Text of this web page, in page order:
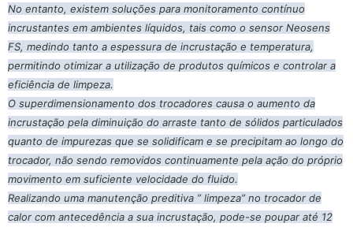
No entanto, existem soluções para monitoramento contínuo
incrustantes em ambientes líquidos, tais como o sensor Neosens
FS, medindo tanto a espessura de incrustação e temperatura,
permitindo otimizar a utilização de produtos químicos e controlar a
eficiência de limpeza.
O superdimensionamento dos trocadores causa o aumento da
incrustação pela diminuição do arraste tanto de sólidos particulados
quanto de impurezas que se solidificam e se precipitam ao longo do
trocador, não sendo removidos continuamente pela ação do próprio
movimento em suficiente velocidade do fluido.
Realizando uma manutenção preditiva ” limpeza” no trocador de
calor com antecedência a sua incrustação, pode-se poupar até 12